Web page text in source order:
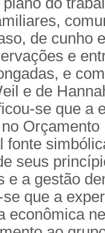
de cunho
e
e
e de
se que a
fonte
seus
e a gestão
que a
econômica